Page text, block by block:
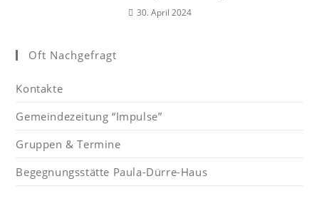
30. April 2024
Oft Nachgefragt
Kontakte
Gemeindezeitung “Impulse”
Gruppen & Termine
Begegnungsstätte Paula-Dürre-Haus